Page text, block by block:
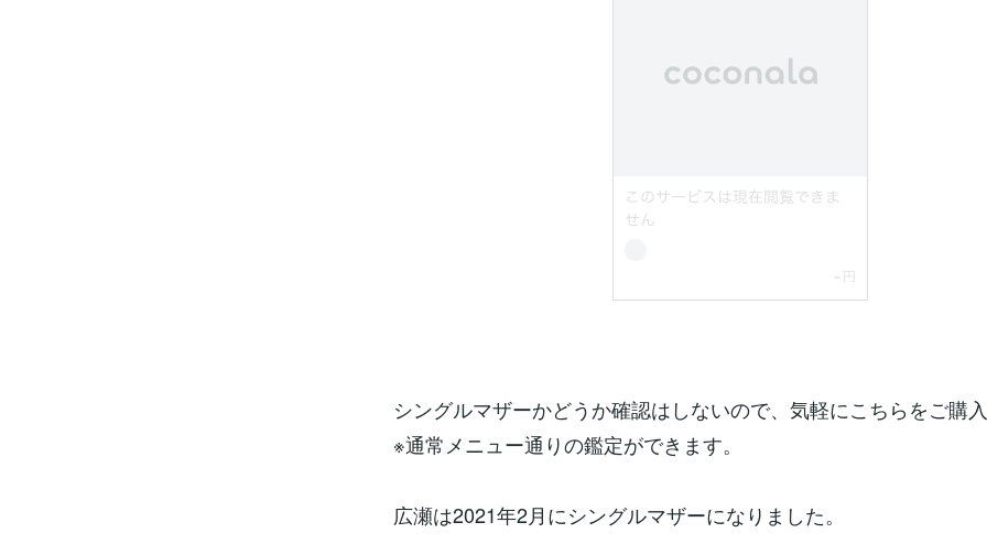
シングルマザーかどうか確認はしないので、気軽にこちらをご購
※通常メニュー通りの鑑定ができます。
広瀬は2021年2月にシングルマザーになりました。